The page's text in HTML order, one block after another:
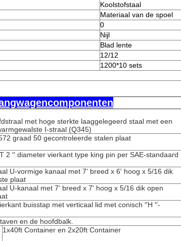
Koolstofstaal
Materiaal van de spoel
0
Nijl
Blad lente
12/12
1200*10 sets
met hoge sterkte laaggelegeerd staal met een
I-straal (Q345)
graad 50 gecontroleerde stalen plaat
2 ′′ diameter vierkant type king pin per SAE-standaard
U-vormige kanaal met 7' breed x 6' hoog x 5/16 dik
plaat
U-kanaal met 7' breed x 7' hoog x 5/16 dik open
buisstap met verticaal lid met conisch ′′H ′′-
en de hoofdbalk.
1x40ft Container en 2x20ft Container